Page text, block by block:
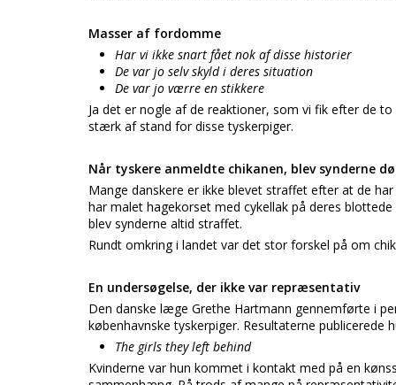
Masser af fordomme
Har vi ikke snart fået nok af disse historier
De var jo selv skyld i deres situation
De var jo værre en stikkere
Ja det er nogle af de reaktioner, som vi fik efter de
stærk af stand for disse tyskerpiger.
Når tyskere anmeldte chikanen, blev synderne
Mange danskere er ikke blevet straffet efter at de
har malet hagekorset med cykellak på deres
blev synderne altid straffet.
Rundt omkring i landet var det stor forskel på om
En undersøgelse, der ikke var repræsentativ
Den danske læge Grethe Hartmann gennemførte i
københavnske tyskerpiger. Resultaterne publicerede
The girls they left behind
Kvinderne var hun kommet i kontakt med på en